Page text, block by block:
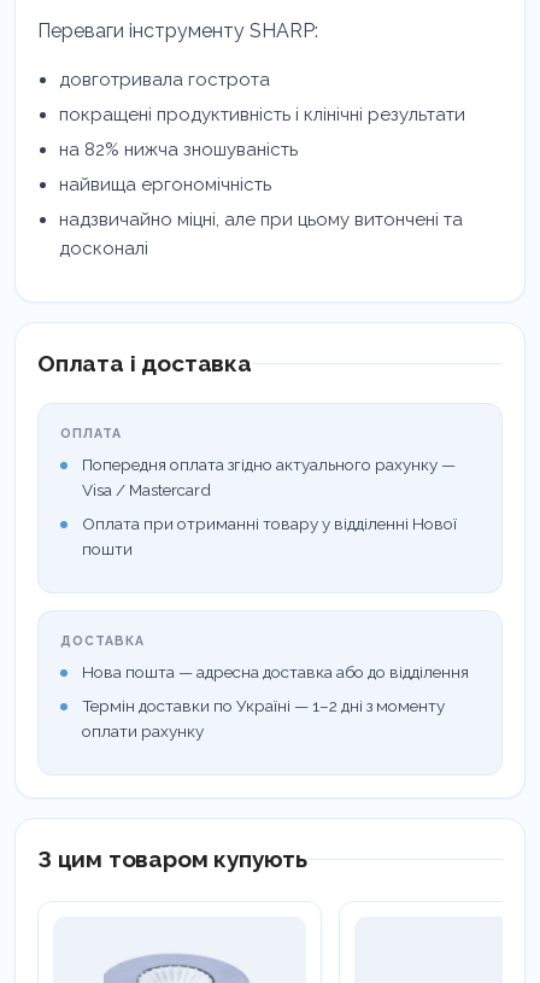
Переваги інструменту SHARP:
довготривала гострота
покращені продуктивність і клінічні результати
на 82% нижча зношуваність
найвища ергономічність
надзвичайно міцні, але при цьому витончені та
досконалі
Оплата і доставка
ОПЛАТА
Попередня оплата згідно актуального рахунку —
Visa / Mastercard
Оплата при отриманні товару у відділенні Нової
пошти
ДОСТАВКА
Нова пошта — адресна доставка або до відділення
Термін доставки по Україні — 1–2 дні з моменту
оплати рахунку
З цим товаром купують